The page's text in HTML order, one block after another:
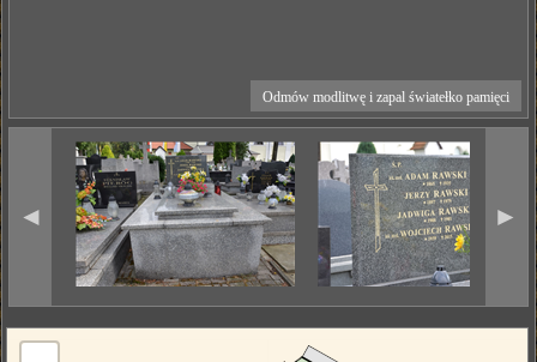
Odmów modlitwę i zapal światełko pamięci
◄ ►